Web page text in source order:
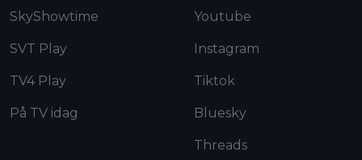
SkyShowtime
SVT Play
TV4 Play
På TV idag
Youtube
Instagram
Tiktok
Bluesky
Threads